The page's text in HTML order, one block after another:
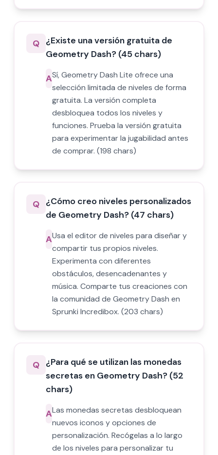
Q ¿Existe una versión gratuita de
Geometry Dash? (45 chars)
ASí, Geometry Dash Lite ofrece una
selección limitada de niveles de forma
gratuita. La versión completa
desbloquea todos los niveles y
funciones. Prueba la versión gratuita
para experimentar la jugabilidad antes
de comprar. (198 chars)
Q ¿Cómo creo niveles personalizados
de Geometry Dash? (47 chars)
AUsa el editor de niveles para diseñar y
compartir tus propios niveles.
Experimenta con diferentes
obstáculos, desencadenantes y
música. Comparte tus creaciones con
la comunidad de Geometry Dash en
Sprunki Incredibox. (203 chars)
Q ¿Para qué se utilizan las monedas
secretas en Geometry Dash? (52
chars)
ALas monedas secretas desbloquean
nuevos iconos y opciones de
personalización. Recógelas a lo largo
de los niveles para personalizar tu